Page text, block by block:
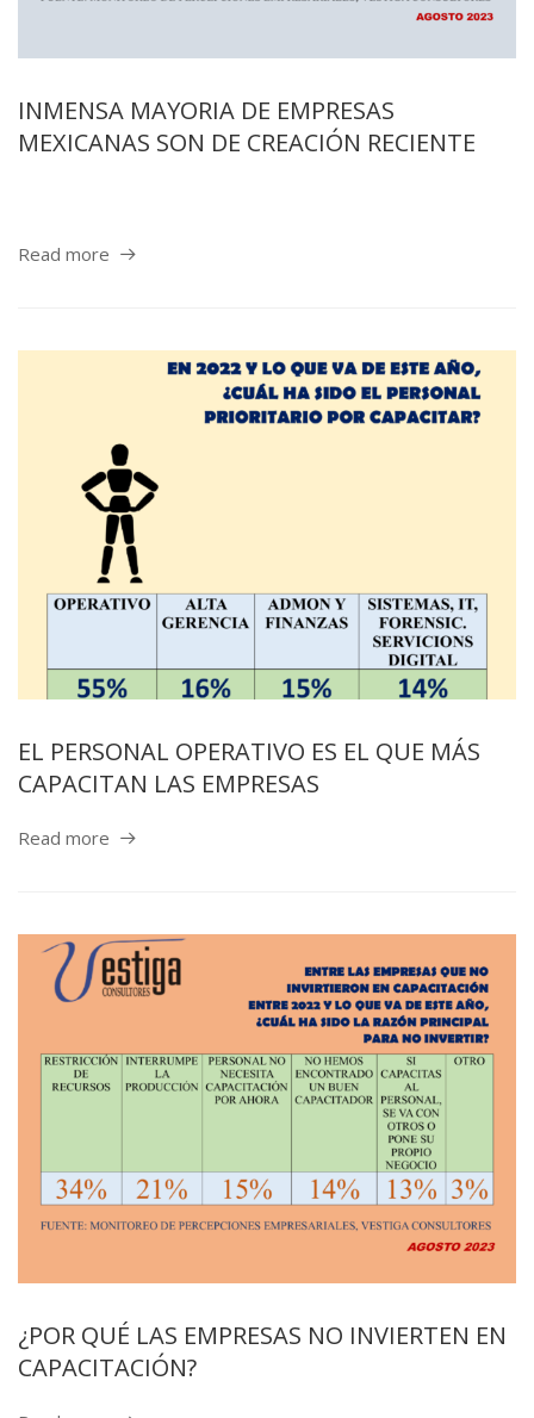
INMENSA MAYORIA DE EMPRESAS
MEXICANAS SON DE CREACIÓN RECIENTE
Read more
EL PERSONAL OPERATIVO ES EL QUE MÁS
CAPACITAN LAS EMPRESAS
Read more
¿POR QUÉ LAS EMPRESAS NO INVIERTEN EN
CAPACITACIÓN?